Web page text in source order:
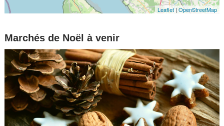
Leaflet |OpenStreetMap
Marchés de Noël à venir